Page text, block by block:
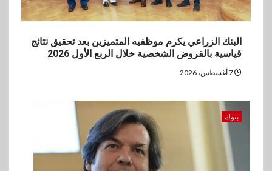
البنك الزراعي يكرم موظفيه المتميزين بعد تحقيق نتائج
قياسية بالقروض الشخصية خلال الربع الأول 2026
بنوك